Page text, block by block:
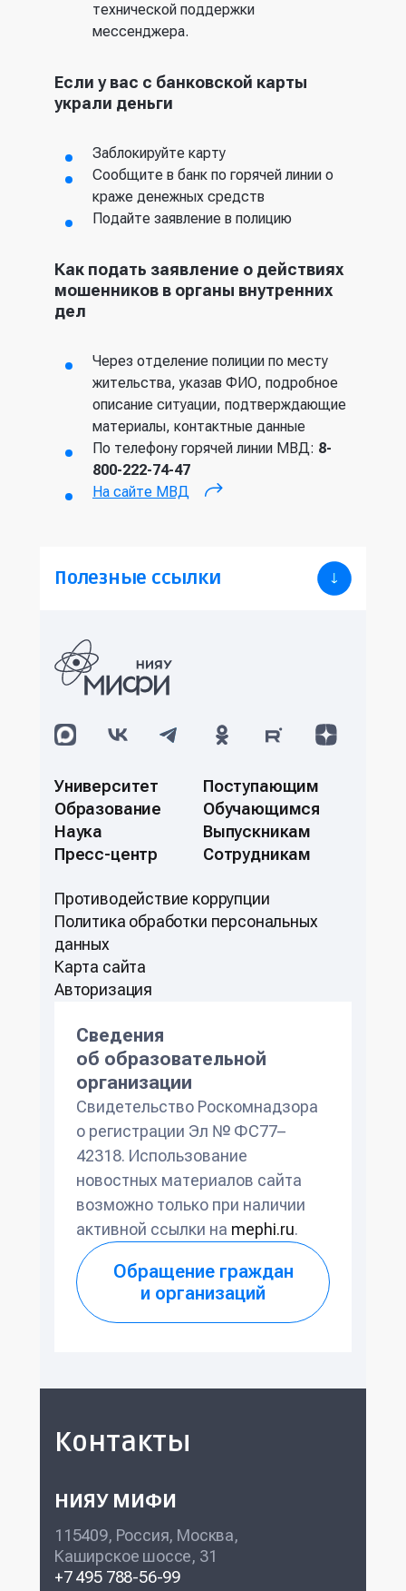
технической поддержки
мессенджера.
Если у вас с банковской карты
украли деньги
Заблокируйте карту
Сообщите в банк по горячей линии о
краже денежных средств
Подайте заявление в полицию
Как подать заявление о действиях
мошенников в органы внутренних
дел
Через отделение полиции по месту
жительства, указав ФИО, подробное
описание ситуации, подтверждающие
материалы, контактные данные
По телефону горячей линии МВД: 8-
800-222-74-47
На сайте МВД
(внешняя ссылка)
Полезные ссылки
Университет
Образование
Наука
Пресс-центр
Поступающим
Обучающимся
Выпускникам
Сотрудникам
Противодействие коррупции
Политикa обработки персональных
данных
Карта сайта
Авторизация
Сведения
об образовательной
организации
Свидетельство Роскомнадзора
о регистрации Эл № ФС77–
42318. Использование
новостных материалов сайта
возможно только при наличии
активной ссылки на mephi.ru.
Обращение граждан
и организаций
Контакты
НИЯУ МИФИ
115409, Россия, Москва,
Каширское шоссе, 31
+7 495 788-56-99